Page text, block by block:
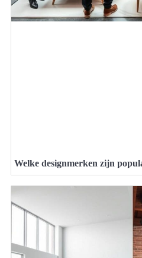
Welke designmerken zijn